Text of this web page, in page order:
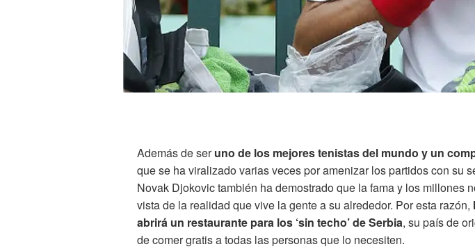
Además de seruno de los mejores tenistas del mundo y un
que se ha viralizado varias veces por amenizar los partidos con su
Novak Djokovic también ha demostrado que la fama y los millones
vista de la realidad que vive la gente a su alrededor. Por esta razón,
abrirá un restaurante para los ‘sin techo’ de Serbia, su país de
de comer gratis a todas las personas que lo necesiten.